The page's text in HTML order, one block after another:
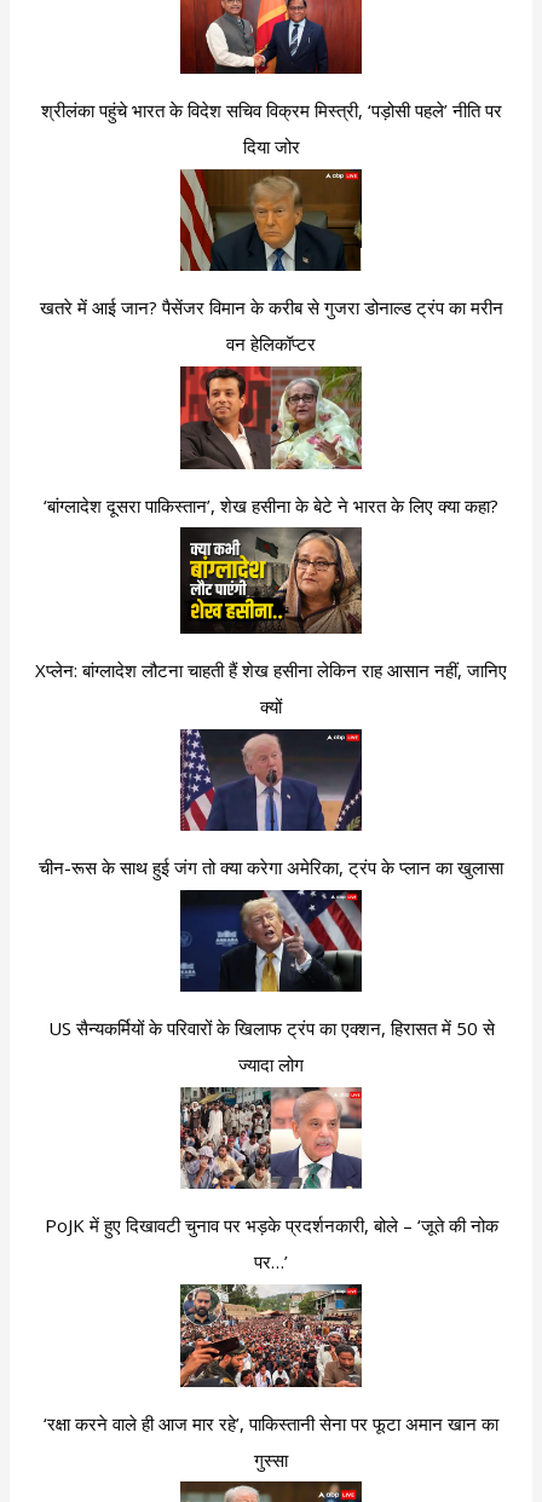
श्रीलंका पहुंचे भारत के विदेश सचिव विक्रम मिस्त्री, ‘पड़ोसी पहले’ नीति पर
दिया जोर
खतरे में आई जान? पैसेंजर विमान के करीब से गुजरा डोनाल्ड ट्रंप का मरीन
वन हेलिकॉप्टर
‘बांग्लादेश दूसरा पाकिस्तान’, शेख हसीना के बेटे ने भारत के लिए क्या कहा?
Xप्लेन: बांग्लादेश लौटना चाहती हैं शेख हसीना लेकिन राह आसान नहीं, जानिए
क्यों
चीन-रूस के साथ हुई जंग तो क्या करेगा अमेरिका, ट्रंप के प्लान का खुलासा
US सैन्यकर्मियों के परिवारों के खिलाफ ट्रंप का एक्शन, हिरासत में 50 से
ज्यादा लोग
PoJK में हुए दिखावटी चुनाव पर भड़के प्रदर्शनकारी, बोले – ‘जूते की नोक
पर…’
‘रक्षा करने वाले ही आज मार रहे’, पाकिस्तानी सेना पर फूटा अमान खान का
गुस्सा